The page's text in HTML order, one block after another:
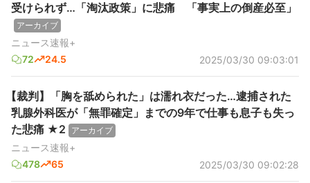
受けられず…「淘汰政策」に悲痛 「事実上の倒産必至」
アーカイブ
ニュース速報+
72
24.5 2025/03/30 09:03:01
【裁判】「胸を舐められた」は濡れ衣だった…逮捕された
乳腺外科医が「無罪確定」までの9年で仕事も息子も失っ
た悲痛 ★2
アーカイブ
ニュース速報+
478
65 2025/03/30 09:02:28